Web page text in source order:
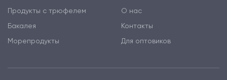
Продукты с трюфелем
Бакалея
Морепродукты
О нас
Контакты
Для оптовиков